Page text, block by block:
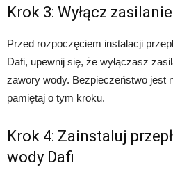
Krok 3: Wyłącz
Przed rozpoczęciem instalacji
Dafi, upewnij się, że wyłączasz
zawory wody. Bezpieczeństwo jest
pamiętaj o tym kroku.
Krok 4: Zainstaluj
wody Dafi